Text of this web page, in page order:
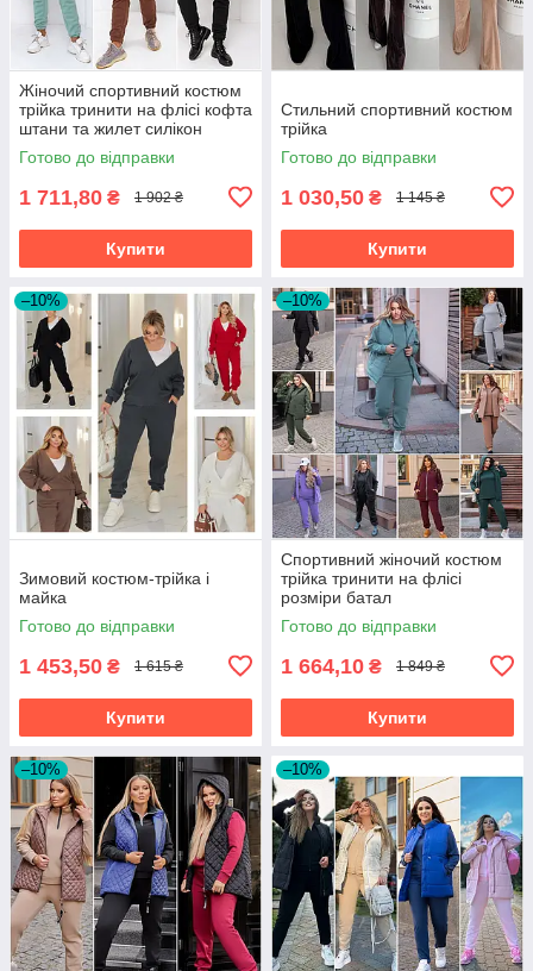
Жіночий спортивний костюм
трійка тринити на флісі кофта
штани та жилет силікон
напівбатал та батал
Готово до відправки
1 711,80 ₴ 1 902 ₴
Купити
Стильний спортивний костюм
трійка
Готово до відправки
1 030,50 ₴ 1 145 ₴
Купити
–10%
Зимовий костюм-трійка і
майка
Готово до відправки
1 453,50 ₴ 1 615 ₴
Купити
–10%
Спортивний жіночий костюм
трійка тринити на флісі
розміри батал
Готово до відправки
1 664,10 ₴ 1 849 ₴
Купити
–10% –10%